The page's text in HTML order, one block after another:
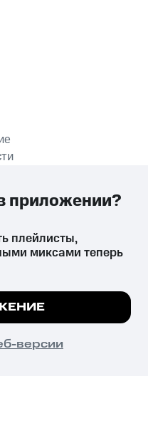
причиняет вред здоровью,
установленную
сайте все
плейлисты,
миксами теперь
версии